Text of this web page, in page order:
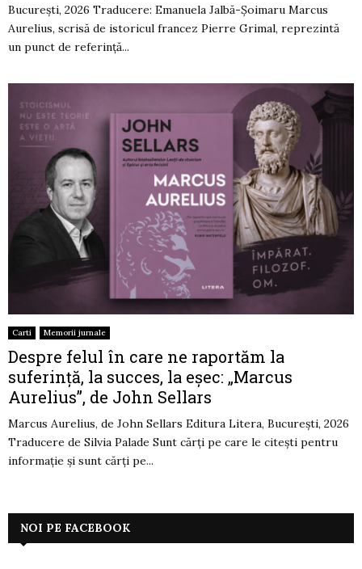
București, 2026 Traducere: Emanuela Jalbă-Șoimaru Marcus
Aurelius, scrisă de istoricul francez Pierre Grimal, reprezintă
un punct de referință...
Carti Memorii jurnale
Despre felul în care ne raportăm la
suferință, la succes, la eșec: „Marcus
Aurelius”, de John Sellars
Marcus Aurelius, de John Sellars Editura Litera, București, 2026
Traducere de Silvia Palade Sunt cărți pe care le citești pentru
informație și sunt cărți pe...
NOI PE FACEBOOK